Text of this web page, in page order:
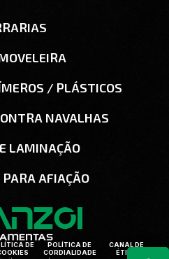
/ PLÁSTICOS
NAVALHAS
LAMINAÇÃO
AFIAÇÃO
DE
POLÍTICA DE
CORDIALIDADE
CANAL DE
ÉTICA